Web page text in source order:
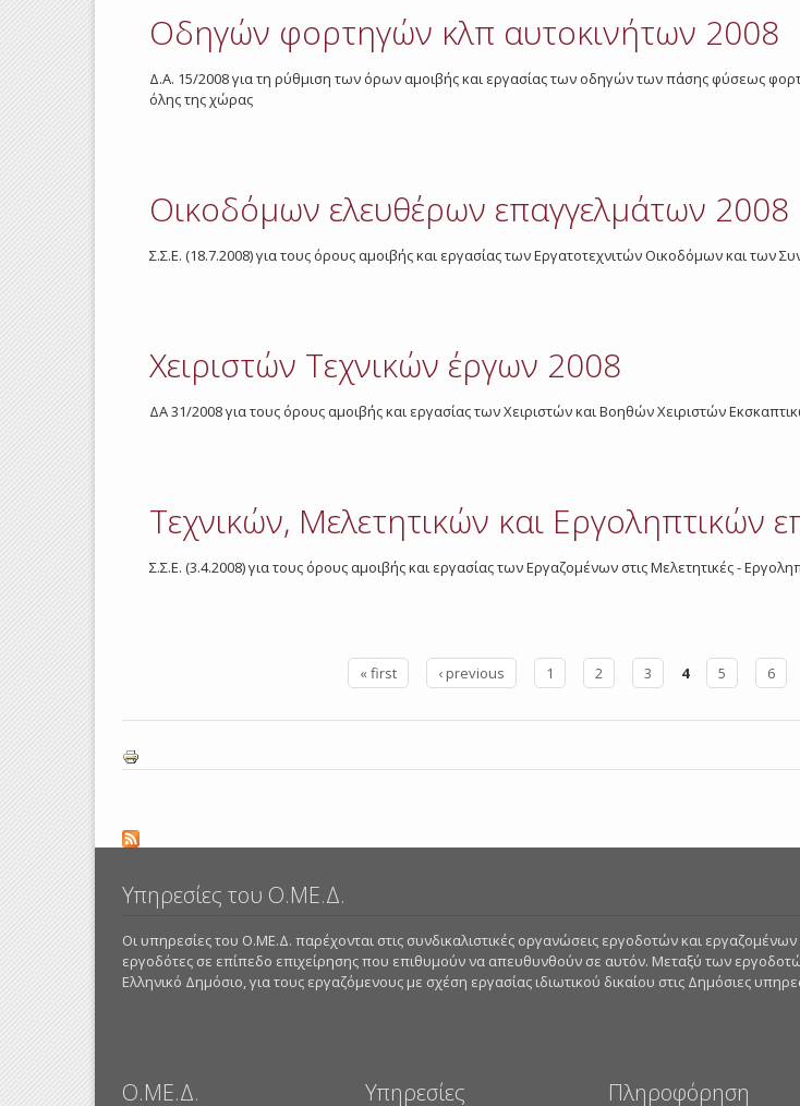
Οδηγών φορτηγών κλπ αυτοκινήτων 2008
Δ.Α. 15/2008 για τη ρύθμιση των όρων αμοιβής και εργασίας των οδηγών των πάσης φύσεως
όλης της χώρας
Οικοδόμων ελευθέρων επαγγελμάτων 2008
Σ.Σ.Ε. (18.7.2008) για τους όρους αμοιβής και εργασίας των Εργατοτεχνιτών Οικοδόμων και των
Χειριστών Tεχνικών έργων 2008
ΔΑ 31/2008 για τους όρους αμοιβής και εργασίας των Χειριστών και Βοηθών Χειριστών
Τεχνικών, Μελετητικών και Εργοληπτικών
Σ.Σ.Ε. (3.4.2008) για τους όρους αμοιβής και εργασίας των Εργαζομένων στις Μελετητικές -
« first ‹ previous 1 2 3 4 5 6
Υπηρεσίες του Ο.ΜΕ.Δ.
Οι υπηρεσίες του Ο.ΜΕ.Δ. παρέχονται στις συνδικαλιστικές οργανώσεις εργοδοτών και
εργοδότες σε επίπεδο επιχείρησης που επιθυμούν να απευθυνθούν σε αυτόν. Μεταξύ των
Ελληνικό Δημόσιο, για τους εργαζόμενους με σχέση εργασίας ιδιωτικού δικαίου στις Δημόσιες
Ο.ΜΕ.Δ. Υπηρεσίες Πληροφόρηση